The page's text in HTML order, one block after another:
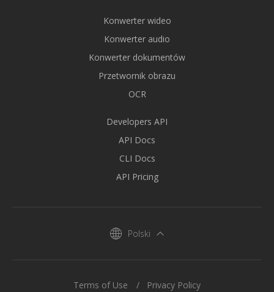
Konwerter wideo
Konwerter audio
Konwerter dokumentów
Przetwornik obrazu
OCR
Developers API
API Docs
CLI Docs
API Pricing
Polski
Terms of Use Privacy Policy